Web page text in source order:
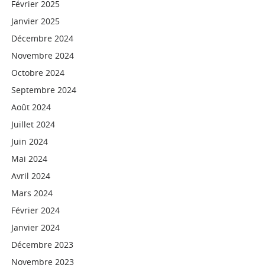
Février 2025
Janvier 2025
Décembre 2024
Novembre 2024
Octobre 2024
Septembre 2024
Août 2024
Juillet 2024
Juin 2024
Mai 2024
Avril 2024
Mars 2024
Février 2024
Janvier 2024
Décembre 2023
Novembre 2023